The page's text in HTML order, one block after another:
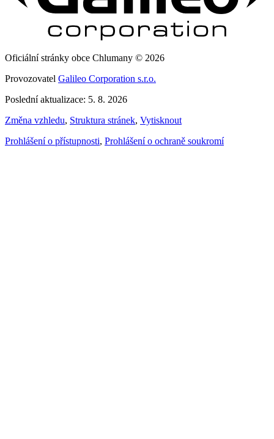
Oficiální stránky obce Chlumany © 2026
Provozovatel Galileo Corporation s.r.o.
Poslední aktualizace: 5. 8. 2026
Změna vzhledu, Struktura stránek, Vytisknout
Prohlášení o přístupnosti, Prohlášení o ochraně soukromí